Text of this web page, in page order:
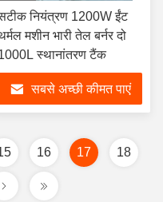
नियंत्रण 1200W ईंट
मशीन भारी तेल बर्नर दो
स्थानांतरण टैंक
सबसे अच्छी कीमत पाएं
16 17 18